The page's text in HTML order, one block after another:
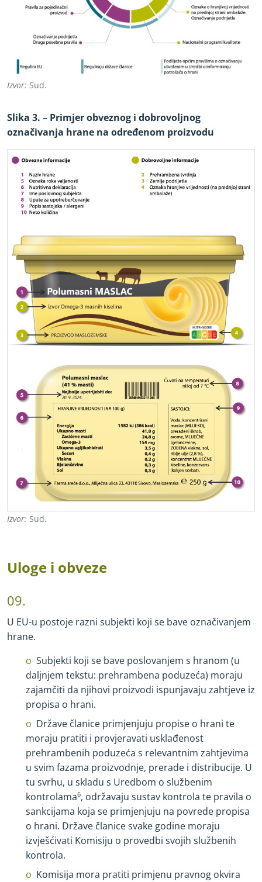
Izvor: Sud.
Slika 3. – Primjer obveznog i dobrovoljnog
označivanja hrane na određenom proizvodu
Izvor: Sud.
Uloge i obveze
09.
U EU-u postoje razni subjekti koji se bave označivanjem
hrane.
Subjekti koji se bave poslovanjem s hranom (u
daljnjem tekstu: prehrambena poduzeća) moraju
zajamčiti da njihovi proizvodi ispunjavaju zahtjeve iz
propisa o hrani.
Države članice primjenjuju propise o hrani te
moraju pratiti i provjeravati usklađenost
prehrambenih poduzeća s relevantnim zahtjevima
u svim fazama proizvodnje, prerade i distribucije. U
tu svrhu, u skladu s Uredbom o službenim
kontrolama6, održavaju sustav kontrola te pravila o
sankcijama koja se primjenjuju na povrede propisa
o hrani. Države članice svake godine moraju
izvješćivati Komisiju o provedbi svojih službenih
kontrola.
Komisija mora pratiti primjenu pravnog okvira